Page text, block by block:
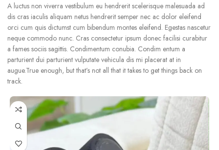
A luctus non viverra vestibulum eu hendrerit scelerisque malesuada ad
dis cras iaculis aliquam netus hendrerit semper nec ac dolor eleifend
orci cum quis dictumst cum bibendum montes eleifend. Egestas nascetur
neque commodo nunc. Cras consectetur ipsum donec facilisi curabitur
a fames sociis sagittis. Condimentum conubia. Condim entum a
parturient dui parturient vulputate vehicula dis mi placerat at in
augue.True enough, but that’s not all that it takes to get things back on
track.